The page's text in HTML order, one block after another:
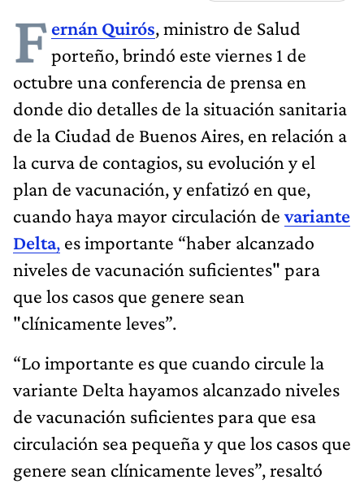
F ernán Quirós, ministro de Salud
porteño, brindó este viernes 1 de
octubre una conferencia de prensa en
donde dio detalles de la situación sanitaria
de la Ciudad de Buenos Aires, en relación a
la curva de contagios, su evolución y el
plan de vacunación, y enfatizó en que,
cuando haya mayor circulación devariante
Delta, es importante “haber alcanzado
niveles de vacunación suficientes" para
que los casos que genere sean
"clínicamente leves”.
“Lo importante es que cuando circule la
variante Delta hayamos alcanzado niveles
de vacunación suficientes para que esa
circulación sea pequeña y que los casos que
genere sean clínicamente leves”, resaltó